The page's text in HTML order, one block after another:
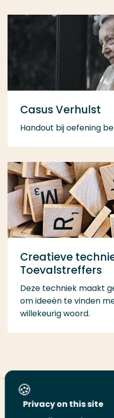
Casus Verhulst
Handout bij oefening
Creatieve
Toevalstreffers
Deze techniek maakt
om ideeën te vinden
willekeurig woord.
Deel deze pagina
Privacy on this site